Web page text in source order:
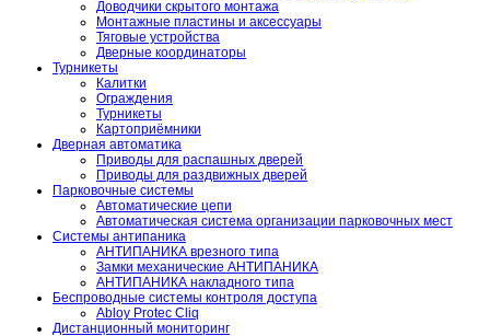
Доводчики скрытого монтажа
Монтажные пластины и аксессуары
Тяговые устройства
Дверные координаторы
Турникеты
Калитки
Ограждения
Турникеты
Картоприёмники
Дверная автоматика
Приводы для распашных дверей
Приводы для раздвижных дверей
Парковочные системы
Автоматические цепи
Автоматическая система организации парковочных мест
Системы антипаника
АНТИПАНИКА врезного типа
Замки механические АНТИПАНИКА
АНТИПАНИКА накладного типа
Беспроводные системы контроля доступа
Abloy Protec Cliq
Дистанционный мониторинг